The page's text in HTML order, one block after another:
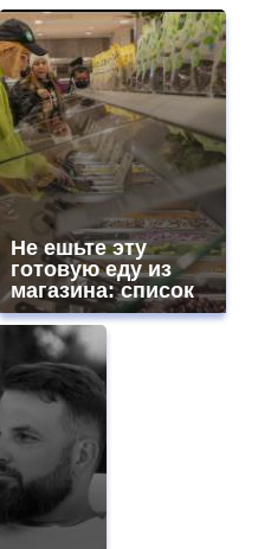
Не ешьте эту
готовую еду из
магазина: список